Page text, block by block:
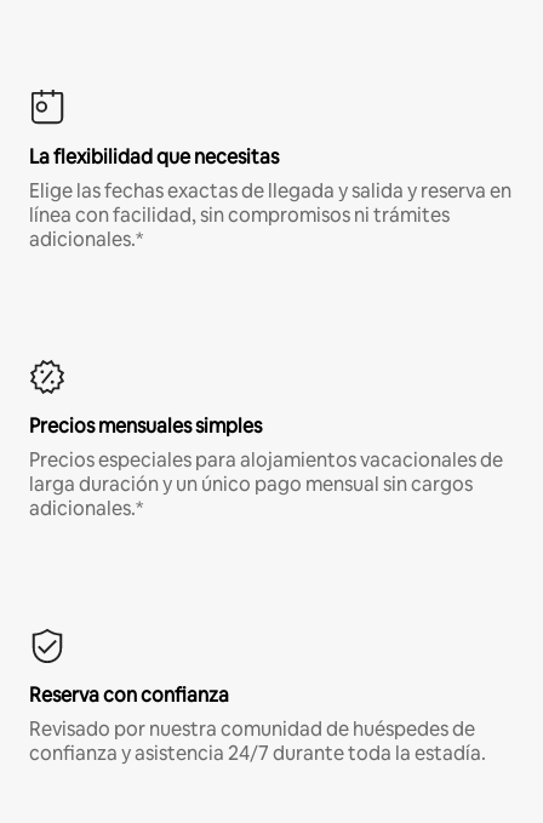
La flexibilidad que necesitas
Elige las fechas exactas de llegada y salida y reserva en
línea con facilidad, sin compromisos ni trámites
adicionales.*
Precios mensuales simples
Precios especiales para alojamientos vacacionales de
larga duración y un único pago mensual sin cargos
adicionales.*
Reserva con confianza
Revisado por nuestra comunidad de huéspedes de
confianza y asistencia 24/7 durante toda la estadía.